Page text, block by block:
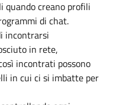
quando creano profili
di chat.
incontrarsi
in rete,
incontrati possono
in cui ci si imbatte per